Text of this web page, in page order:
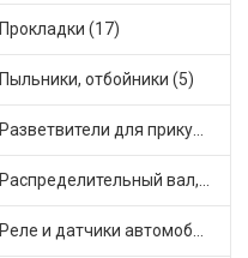
Прокладки (17)
Пыльники, отбойники (5)
Разветвители для прикуривателя (3)
Распределительный вал, шестерни распределительного (5)
Реле и датчики автомобильные (61)